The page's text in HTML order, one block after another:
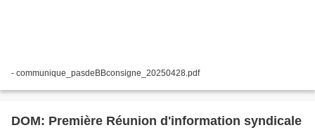
- communique_pasdeBBconsigne_20250428.pdf
DOM: Première Réunion d'information syndicale